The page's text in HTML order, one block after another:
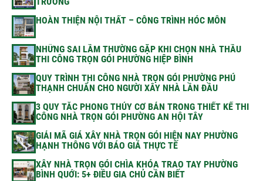
HOÀN THIỆN NỘI THẤT – CÔNG TRÌNH HÓC MÔN
NHỮNG SAI LẦM THƯỜNG GẶP KHI CHỌN NHÀ THẦU
THI CÔNG TRỌN GÓI PHƯỜNG HIỆP BÌNH
QUY TRÌNH THI CÔNG NHÀ TRỌN GÓI PHƯỜNG PHÚ
THẠNH CHUẨN CHO NGƯỜI XÂY NHÀ LẦN ĐẦU
3 QUY TẮC PHONG THỦY CƠ BẢN TRONG THIẾT KẾ THI
CÔNG NHÀ TRỌN GÓI PHƯỜNG AN HỘI TÂY
GIẢI MÃ GIÁ XÂY NHÀ TRỌN GÓI HIỆN NAY PHƯỜNG
HẠNH THÔNG VỚI BÁO GIÁ THỰC TẾ
XÂY NHÀ TRỌN GÓI CHÌA KHÓA TRAO TAY PHƯỜNG
BÌNH QUỚI: 5+ ĐIỀU GIA CHỦ CẦN BIẾT